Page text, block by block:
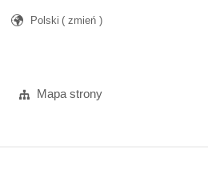
Polski ( zmień )
Mapa strony